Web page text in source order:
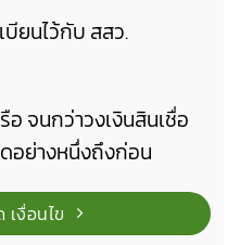
บียนไว้กับ สสว.
อ จนกว่าวงเงินสินเชื่อ
อย่างหนึ่งถึงก่อน
เงื่อนไข